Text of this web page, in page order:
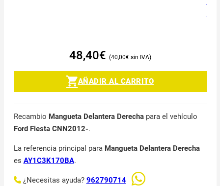
48,40€ 40,00€
AÑADIR AL CARRITO
Recambio Mangueta Delantera Derechapara el vehículo
Ford Fiesta CNN2012-.
La referencia principal para Mangueta Delantera Derecha
es AY1C3K170BA.
¿Necesitas ayuda? 962790714